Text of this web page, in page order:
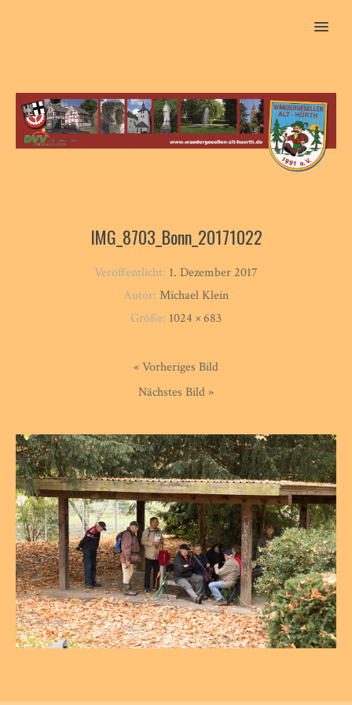
MENU
IMG_8703_Bonn_20171022
Veröffentlicht: 1. Dezember 2017
Autor: Michael Klein
Größe: 1024 × 683
« Vorheriges Bild
Nächstes Bild »